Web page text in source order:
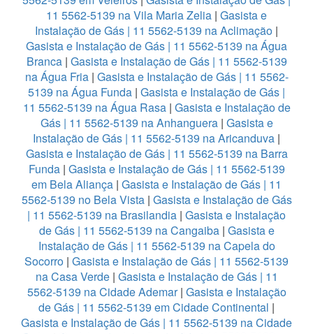
11 5562-5139 na Vila Maria Zelia | Gasista e
Instalação de Gás | 11 5562-5139 na Aclimação |
Gasista e Instalação de Gás | 11 5562-5139 na Água
Branca| Gasista e Instalação de Gás | 11 5562-5139
na Água Fria| Gasista e Instalação de Gás | 11 5562-
5139 na Água Funda | Gasista e Instalação de Gás |
11 5562-5139 na Água Rasa | Gasista e Instalação de
Gás | 11 5562-5139 na Anhanguera| Gasista e
Instalação de Gás | 11 5562-5139 na Aricanduva |
Gasista e Instalação de Gás | 11 5562-5139 na Barra
Funda | Gasista e Instalação de Gás | 11 5562-5139
em Bela Aliança | Gasista e Instalação de Gás | 11
5562-5139 no Bela Vista| Gasista e Instalação de Gás
| 11 5562-5139 na Brasilandia | Gasista e Instalação
de Gás | 11 5562-5139 na Cangaiba| Gasista e
Instalação de Gás | 11 5562-5139 na Capela do
Socorro | Gasista e Instalação de Gás | 11 5562-5139
na Casa Verde| Gasista e Instalação de Gás | 11
5562-5139 na Cidade Ademar| Gasista e Instalação
de Gás | 11 5562-5139 em Cidade Continental |
Gasista e Instalação de Gás | 11 5562-5139 na Cidade